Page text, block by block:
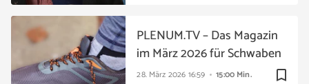
bookmark_border
28. März 2026 16:59 15:00 Min.
PLENUM.TV – Das Magazin
im März 2026 für Schwaben